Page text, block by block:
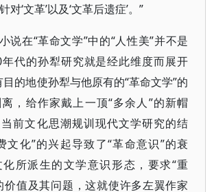
对‘文革’以及‘文革后遗症’。”
说在“革命文学”中的“人性美”并不是
代的孙犁研究就是经此维度而展开
的地使孙犁与他原有的“革命文学”的
，给作家戴上一顶“多余人”的新帽
前文化思潮规训现代文学研究的结
文化”的兴起导致了“革命意识”的衰
所派生的文学意识形态，要求“重
价值及其问题，这就使许多左翼作家